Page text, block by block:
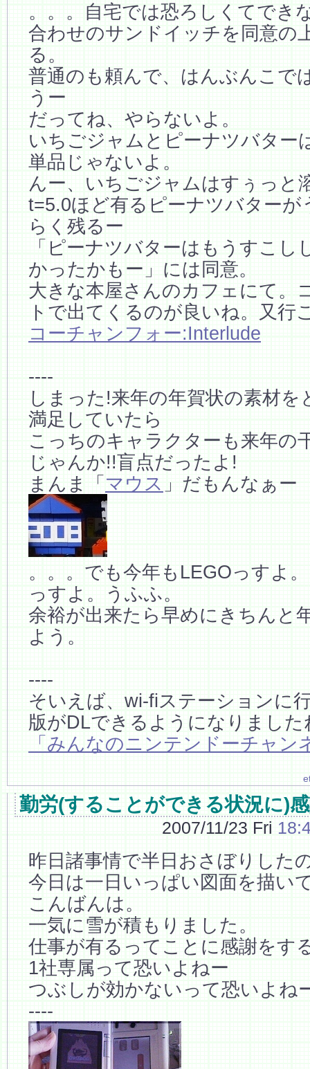
。。。自宅では恐ろしくてでき
合わせのサンドイッチを同意の
る。
普通のも頼んで、はんぶんこで
うー
だってね、やらないよ。
いちごジャムとピーナツバター
単品じゃないよ。
んー、いちごジャムはすぅっと
t=5.0ほど有るピーナツバターが
らく残るー
「ピーナツバターはもうすこし
かったかもー」には同意。
大きな本屋さんのカフェにて。
トで出てくるのが良いね。又行
コーチャンフォー:Interlude
----
しまった!来年の年賀状の素材を
満足していたら
こっちのキャラクターも来年の
じゃんか!!盲点だったよ!
まんま「 マウス 」だもんなぁー
。。。でも今年もLEGOっすよ
っすよ。うふふ。
余裕が出来たら早めにきちんと
よう。
----
そいえば、wi-fiステーションに
版がDLできるようになりました
「みんなのニンテンドーチャン
勤労(することができる状況に)
2007/11/23 Fri
昨日諸事情で半日おさぼりした
今日は一日いっぱい図面を描い
こんばんは。
一気に雪が積もりました。
仕事が有るってことに感謝をす
1社専属って恐いよねー
つぶしが効かないって恐いよね
----